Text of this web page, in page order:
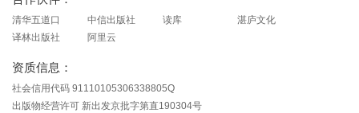
清华五道口 中信出版社 读库
湛庐文化
译林出版社
阿里云
资质信息：
社会信用代码 91110105306338805Q
出版物经营许可 新出发京批字第直190304号